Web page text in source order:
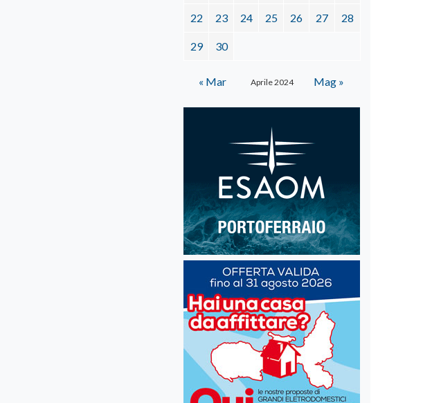
Aprile 2024
22 23 24 25 26 27 28
29 30
« Mar Mag »